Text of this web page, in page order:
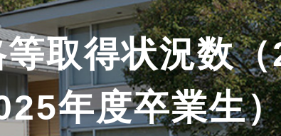
取得状況数
年度卒業生